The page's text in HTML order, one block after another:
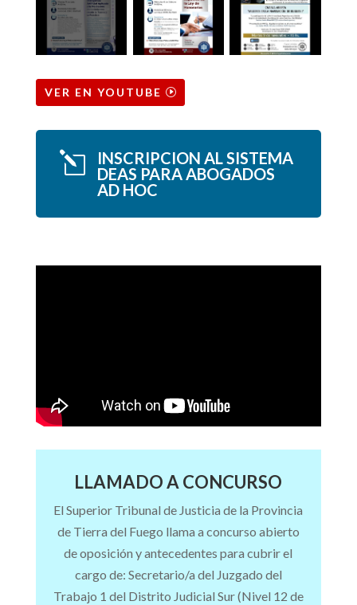
VER EN YOUTUBE
l INSCRIPCION ALSISTEMA
DEAS PARA ABOGADOS
AD HOC
LLAMADO A CONCURSO
El Superior Tribunal de Justicia de la Provincia
de Tierra del Fuego llama a concurso abierto
de oposición y antecedentes para cubrir el
cargo de: Secretario/a del Juzgado del
Trabajo 1 del Distrito Judicial Sur (Nivel 12 de